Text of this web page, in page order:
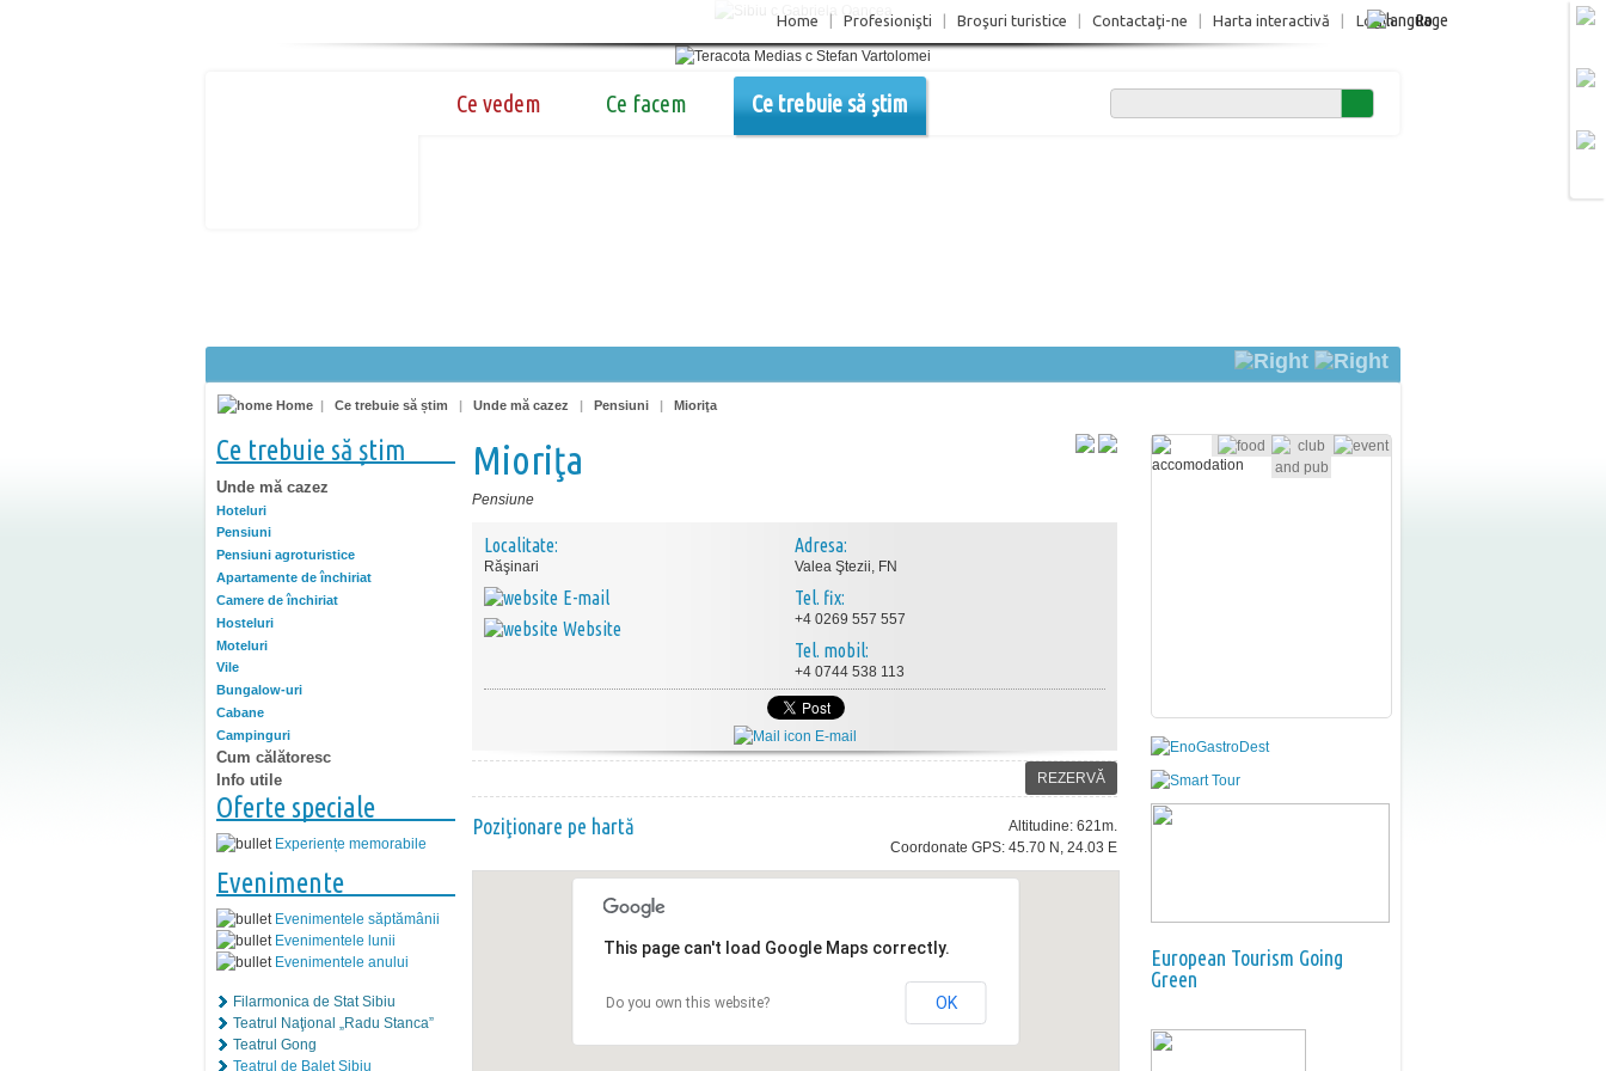
Login Ro
Home Profesionişti Broşuri turistice Contactaţi-ne Harta interactivă
Ce vedem Ce facem Ce trebuie să știm
Home | Ce trebuie să știm | Unde mă cazez | Pensiuni | Mioriţa
Ce trebuie să știm
Unde mă cazez
Hoteluri
Pensiuni
Pensiuni agroturistice
Apartamente de închiriat
Camere de închiriat
Hosteluri
Moteluri
Vile
Bungalow-uri
Cabane
Campinguri
Cum călătoresc
Info utile
Oferte speciale
Experiențe memorabile
Evenimente
Evenimentele săptămânii
Evenimentele lunii
Evenimentele anului
Filarmonica de Stat Sibiu
Teatrul Naţional „Radu Stanca”
Teatrul Gong
Teatrul de Balet Sibiu
Mioriţa
Pensiune
Localitate:
Răşinari
E-mail
Website
Adresa:
Valea Ştezii, FN
Tel. fix:
+4 0269 557 557
Tel. mobil:
+4 0744 538 113
E-mail
REZERVĂ
Altitudine: 621m.
Coordonate GPS: 45.70 N, 24.03 E
Poziţionare pe hartă
This page can't load Google Maps correctly.
Do you own this website? OK
European Tourism Going
Green